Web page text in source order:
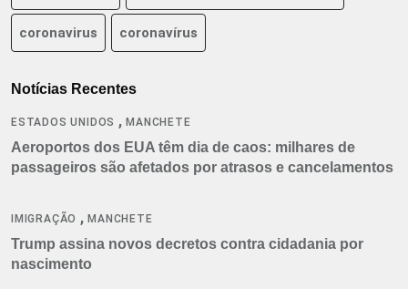
coronavirus coronavírus
Notícias Recentes
ESTADOS UNIDOS ,MANCHETE
Aeroportos dos EUA têm dia de caos: milhares de
passageiros são afetados por atrasos e cancelamentos
IMIGRAÇÃO ,MANCHETE
Trump assina novos decretos contra cidadania por
nascimento